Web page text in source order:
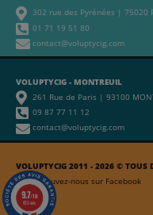
302 rue des Pyrénées | 75020
01 71 19 51 80
contact@voluptycig.com
VOLUPTYCIG 2011 - 2026 © TOUS
Retrouvez-nous sur Facebook
VOLUPTYCIG - MONTREUIL
261 Rue de Paris | 93100
09 87 77 11 12
contact@voluptycig.com
9.7/10
653 avis